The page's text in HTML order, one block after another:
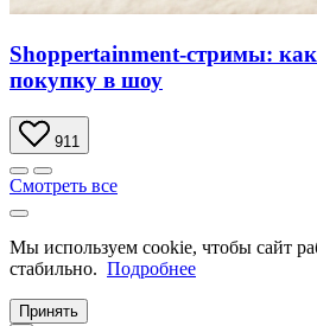
Shoppertainment-стримы:
покупку в шоу
911
Смотреть все
Мы используем cookie, чтобы сайт
стабильно. Подробнее
Принять